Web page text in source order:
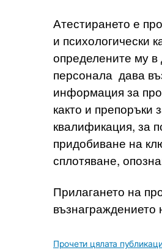
Атестирането е
и психологически
определените му
персонала дава
информация за
както и препоръки
квалификация, за
придобиване на
сплотяване,
Прилагането на
възнаграждението
Прочети цялата